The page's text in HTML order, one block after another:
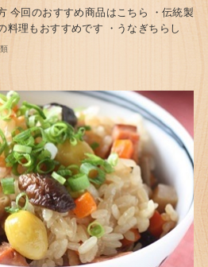
今回のおすすめ商品はこちら ・伝統製
理もおすすめです ・うなぎちらし